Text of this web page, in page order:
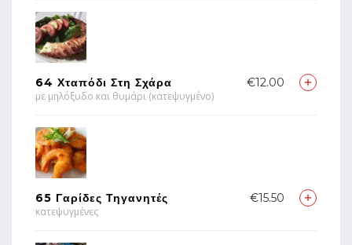
64 Χταπόδι Στη Σχάρα
με μηλόξυδο και θυμάρι (κατεψυγμένο)
€12.00
65 Γαρίδες Τηγανητές
κατεψυγμένες
€15.50